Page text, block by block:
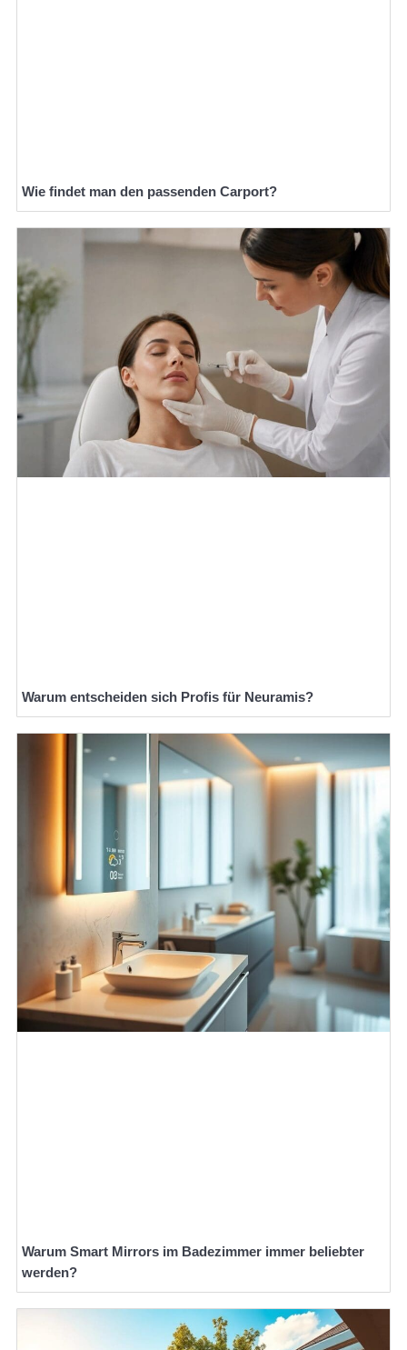
Wie findet man den passenden Carport?
Warum entscheiden sich Profis für Neuramis?
Warum Smart Mirrors im Badezimmer immer beliebter
werden?